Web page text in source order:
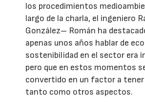
los procedimientos
largo de la charla, el ingeniero
González– Román ha
apenas unos años hablar de
sostenibilidad en el sector era
pero que en estos momentos
convertido en un factor a
tanto como otros aspectos.